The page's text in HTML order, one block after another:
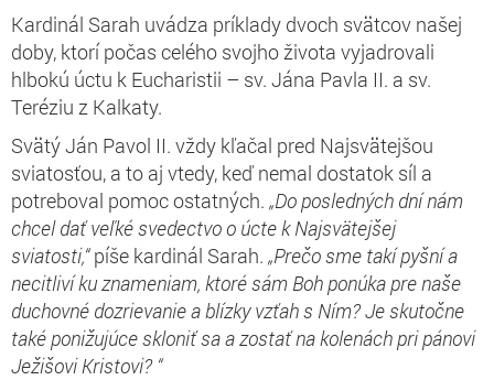
Kardinál Sarah uvádza príklady dvoch svätcov našej
doby, ktorí počas celého svojho života vyjadrovali
hlbokú úctu k Eucharistii – sv. Jána Pavla II. a sv.
Teréziu z Kalkaty.
Svätý Ján Pavol II. vždy kľačal pred Najsvätejšou
sviatosťou, a to aj vtedy, keď nemal dostatok síl a
potreboval pomoc ostatných. „Do posledných dní nám
chcel dať veľké svedectvo o úcte k Najsvätejšej
sviatosti,“píše kardinál Sarah. „Prečo sme takí pyšní a
necitliví ku znameniam, ktoré sám Boh ponúka pre naše
duchovné dozrievanie a blízky vzťah s Ním? Je skutočne
také ponižujúce skloniť sa a zostať na kolenách pri pánovi
Ježišovi Kristovi? “